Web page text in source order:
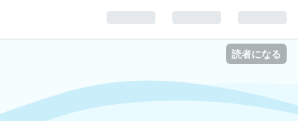
読者になる